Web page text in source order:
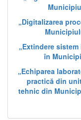
„Digitalizarea
„Extindere
în
„Echiparea
practică din
tehnic din